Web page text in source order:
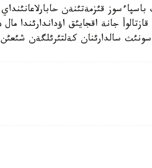
كةلتئرئلگةن شئعئن 2،46 ميلليون تةثگةنئ قذرادئ.